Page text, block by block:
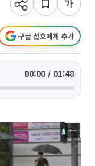
구글 선호매체 추가
00:00 / 01:48